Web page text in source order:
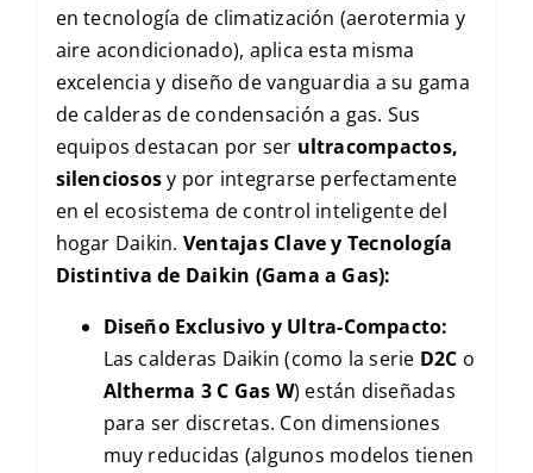
en tecnología de climatización (aerotermia y
aire acondicionado), aplica esta misma
excelencia y diseño de vanguardia a su gama
de calderas de condensación a gas. Sus
equipos destacan por ser ultracompactos,
silenciososy por integrarse perfectamente
en el ecosistema de control inteligente del
hogar Daikin. Ventajas Clave y Tecnología
Distintiva de Daikin (Gama a Gas):
Diseño Exclusivo y Ultra-Compacto:
Las calderas Daikin (como la serie D2C o
Altherma 3 C Gas W) están diseñadas
para ser discretas. Con dimensiones
muy reducidas (algunos modelos tienen